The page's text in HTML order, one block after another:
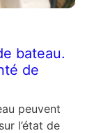
bateau.
de
peuvent
l’état de